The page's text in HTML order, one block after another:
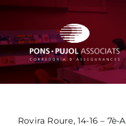
Skip
content
NOTÍCIES
Rovira Roure, 14-16 – 7è-A